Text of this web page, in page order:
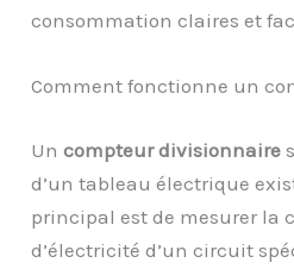
consommation claires et
Comment fonctionne un
Uncompteur divisionnaire
d’un tableau électrique
principal est de mesurer la
d’électricité d’un circuit